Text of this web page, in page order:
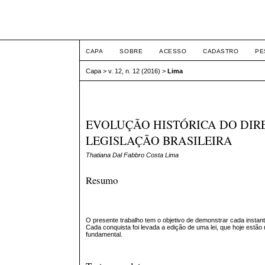
CAPA SOBRE ACESSO CADASTRO
Capa >v. 12, n. 12 (2016) >Lima
EVOLUÇÃO HISTÓRICA DO
LEGISLAÇÃO BRASILEIRA
Thatiana Dal Fabbro Costa Lima
Resumo
O presente trabalho tem o objetivo de demonstrar cada
Cada conquista foi levada a edição de uma lei, que hoje
fundamental.